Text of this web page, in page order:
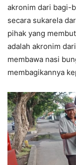
akronim dari bagi-
secara sukarela
pihak yang
adalah akronim
membawa nasi
membagikannya